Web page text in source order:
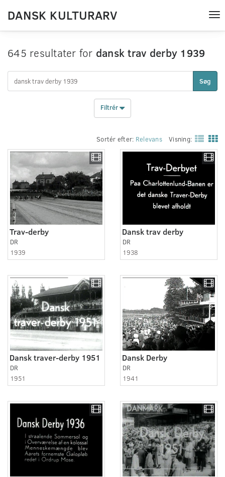
DANSK KULTURARV
645 resultater for dansk trav derby 1939
Søg
Filtrér
Sortér efter: Relevans Visning:
Trav-derby
DR
1939
Dansk trav derby
DR
1938
Dansk traver-derby 1951
DR
1951
Dansk Derby
DR
1941